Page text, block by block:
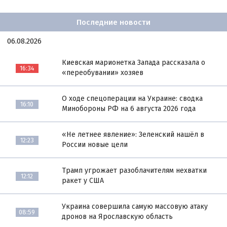
Последние новости
06.08.2026
16:34
Киевская марионетка Запада рассказала о
«переобувании» хозяев
16:10
О ходе спецоперации на Украине: сводка
Минобороны РФ на 6 августа 2026 года
12:23
«Не летнее явление»: Зеленский нашёл в
России новые цели
12:12
Трамп угрожает разоблачителям нехватки
ракет у США
08:59
Украина совершила самую массовую атаку
дронов на Ярославскую область